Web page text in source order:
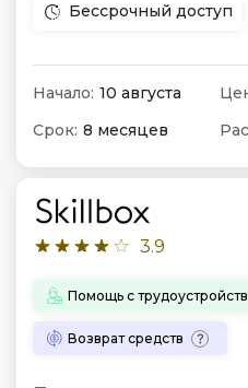
Бессрочный доступ
Начало: 10 августа
Срок: 8 месяцев
3.9
Помощь с
Возврат средств